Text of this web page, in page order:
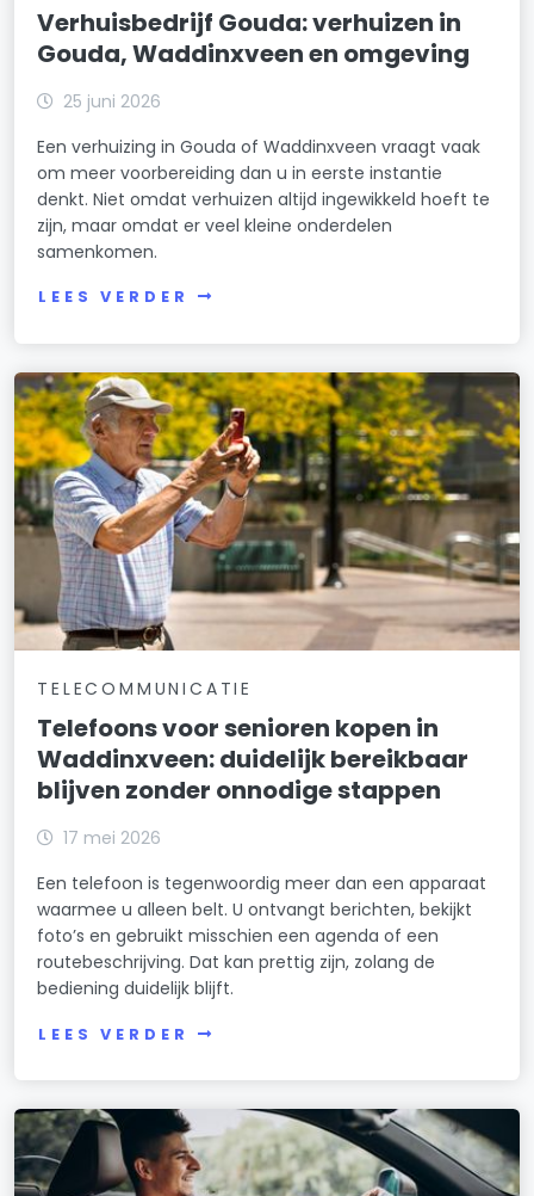
Verhuisbedrijf Gouda: verhuizen in
Gouda, Waddinxveen en omgeving
25 juni 2026
Een verhuizing in Gouda of Waddinxveen vraagt vaak
om meer voorbereiding dan u in eerste instantie
denkt. Niet omdat verhuizen altijd ingewikkeld hoeft te
zijn, maar omdat er veel kleine onderdelen
samenkomen.
LEES VERDER
TELECOMMUNICATIE
Telefoons voor senioren kopen in
Waddinxveen: duidelijk bereikbaar
blijven zonder onnodige stappen
17 mei 2026
Een telefoon is tegenwoordig meer dan een apparaat
waarmee u alleen belt. U ontvangt berichten, bekijkt
foto’s en gebruikt misschien een agenda of een
routebeschrijving. Dat kan prettig zijn, zolang de
bediening duidelijk blijft.
LEES VERDER